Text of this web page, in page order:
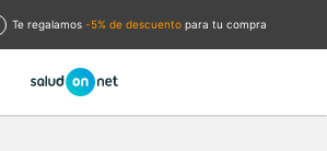
te regalamos -5% de descuento para tu compra